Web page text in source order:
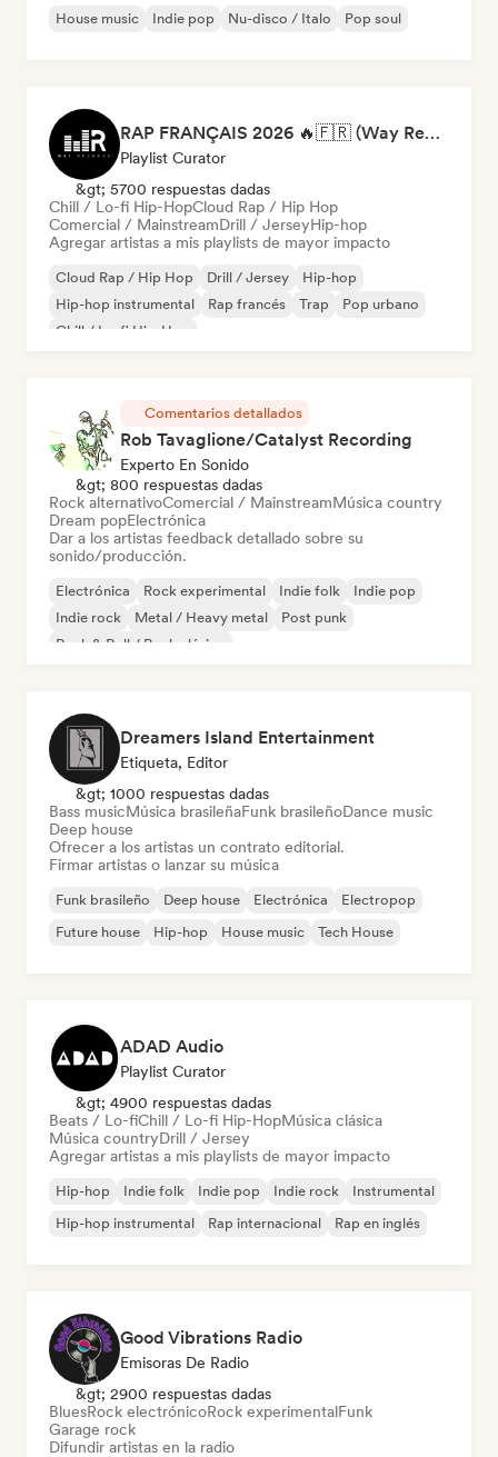
House music Indie pop Nu-disco / Italo Pop soul
RAP FRANÇAIS 2026 🔥🇫🇷 (Way Records)
Playlist Curator
&gt; 5700 respuestas dadas
Chill / Lo-fi Hip-HopCloud Rap / Hip Hop
Comercial / MainstreamDrill / JerseyHip-hop
Agregar artistas a mis playlists de mayor impacto
Cloud Rap / Hip Hop Drill / Jersey
Hip-hop
Hip-hop instrumental
Rap francés Trap
Pop urbano
Chill / Lo-fi Hip-Hop
Comentarios detallados
Rob Tavaglione/Catalyst Recording
Experto En Sonido
&gt; 800 respuestas dadas
Rock alternativoComercial / MainstreamMúsica country
Dream popElectrónica
Dar a los artistas feedback detallado sobre su
sonido/producción.
Electrónica Rock experimental Indie folk
Indie pop
Indie rock
Metal / Heavy metal
Post punk
Rock & Roll / Rock clásico
Dreamers Island Entertainment
Etiqueta, Editor
&gt; 1000 respuestas dadas
Bass musicMúsica brasileñaFunk brasileñoDance music
Deep house
Ofrecer a los artistas un contrato editorial.
Firmar artistas o lanzar su música
Funk brasileño Deep house Electrónica
Electropop
Future house
Hip-hop House music Tech House
ADAD Audio
Playlist Curator
&gt; 4900 respuestas dadas
Beats / Lo-fiChill / Lo-fi Hip-HopMúsica clásica
Música countryDrill / Jersey
Agregar artistas a mis playlists de mayor impacto
Hip-hop Indie folk Indie pop Indie rock
Instrumental
Hip-hop instrumental
Rap internacional Rap en inglés
Good Vibrations Radio
Emisoras De Radio
&gt; 2900 respuestas dadas
BluesRock electrónicoRock experimentalFunk
Garage rock
Difundir artistas en la radio